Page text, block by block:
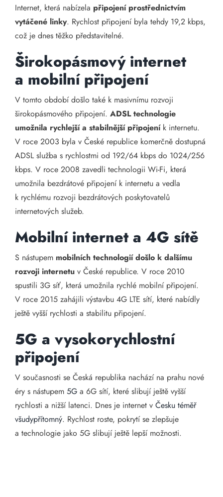
Internet, která nabízela připojení prostřednictvím
vytáčené linky. Rychlost připojení byla tehdy 19,2 kbps,
což je dnes těžko představitelné.
Širokopásmový internet
a mobilní připojení
V tomto období došlo také k masivnímu rozvoji
širokopásmového připojení. ADSL technologie
umožnila rychlejší a stabilnější připojení k internetu.
V roce 2003 byla v České republice komerčně dostupná
ADSL služba s rychlostmi od 192/64 kbps do 1024/256
kbps. V roce 2008 zavedli technologii Wi-Fi, která
umožnila bezdrátové připojení k internetu a vedla
k rychlému rozvoji bezdrátových poskytovatelů
internetových služeb.
Mobilní internet a 4G sítě
S nástupem mobilních technologií došlo k dalšímu
rozvoji internetu v České republice. V roce 2010
spustili 3G síť, která umožnila rychlé mobilní připojení.
V roce 2015 zahájili výstavbu 4G LTE sítí, které nabídly
ještě vyšší rychlosti a stabilitu připojení.
5G a vysokorychlostní
připojení
V současnosti se Česká republika nachází na prahu nové
éry s nástupem 5G a 6G sítí, které slibují ještě vyšší
rychlosti a nižší latenci. Dnes je internet v Česku téměř
všudypřítomný. Rychlost roste, pokrytí se zlepšuje
a technologie jako 5G slibují ještě lepší možnosti.